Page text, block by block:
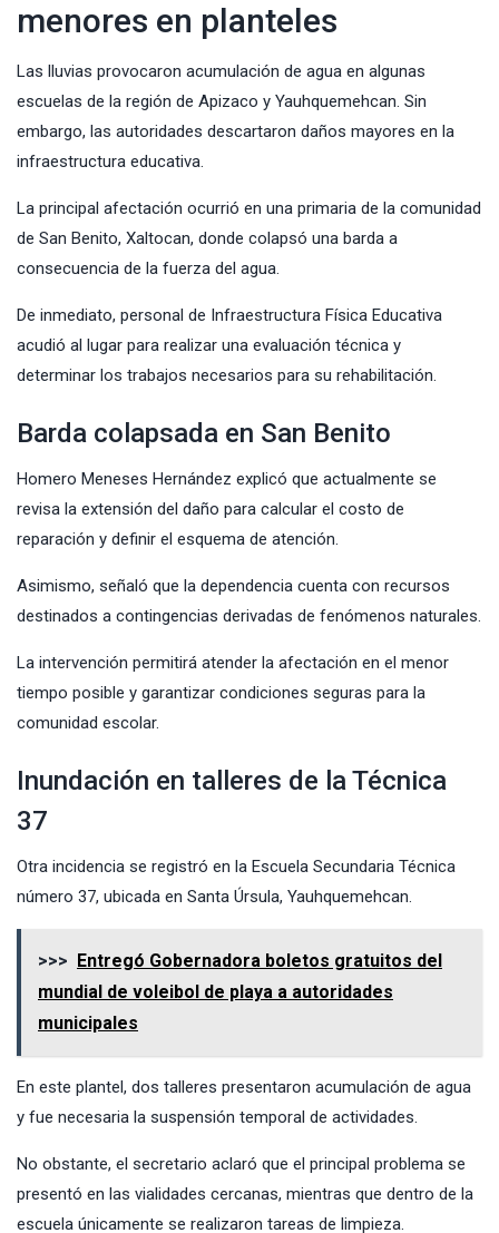
menores en planteles
Las lluvias provocaron acumulación de agua en algunas
escuelas de la región de Apizaco y Yauhquemehcan. Sin
embargo, las autoridades descartaron daños mayores en la
infraestructura educativa.
La principal afectación ocurrió en una primaria de la comunidad
de San Benito, Xaltocan, donde colapsó una barda a
consecuencia de la fuerza del agua.
De inmediato, personal de Infraestructura Física Educativa
acudió al lugar para realizar una evaluación técnica y
determinar los trabajos necesarios para su rehabilitación.
Barda colapsada en San Benito
Homero Meneses Hernández explicó que actualmente se
revisa la extensión del daño para calcular el costo de
reparación y definir el esquema de atención.
Asimismo, señaló que la dependencia cuenta con recursos
destinados a contingencias derivadas de fenómenos naturales.
La intervención permitirá atender la afectación en el menor
tiempo posible y garantizar condiciones seguras para la
comunidad escolar.
Inundación en talleres de la Técnica
37
Otra incidencia se registró en la Escuela Secundaria Técnica
número 37, ubicada en Santa Úrsula, Yauhquemehcan.
>>> Entregó Gobernadora boletos gratuitos del
mundial de voleibol de playa a autoridades
municipales
En este plantel, dos talleres presentaron acumulación de agua
y fue necesaria la suspensión temporal de actividades.
No obstante, el secretario aclaró que el principal problema se
presentó en las vialidades cercanas, mientras que dentro de la
escuela únicamente se realizaron tareas de limpieza.